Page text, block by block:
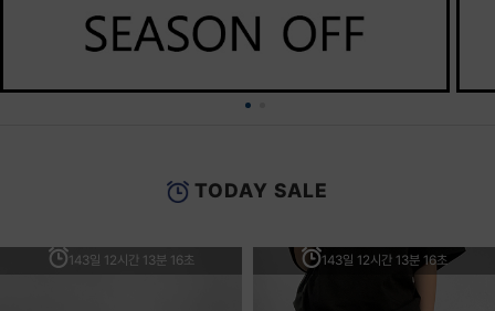
TODAY SALE
143일 12시간 13분 16초 143일 12시간 13분 16초